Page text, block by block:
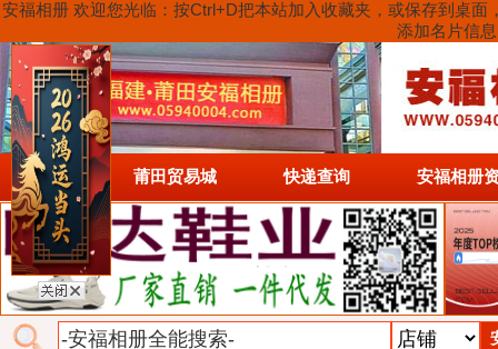
安福相册 欢迎您光临：按Ctrl+D把本站加入收藏夹，或保存到桌
添加名片信
首页 莆田贸易城 快递查询 安福相册